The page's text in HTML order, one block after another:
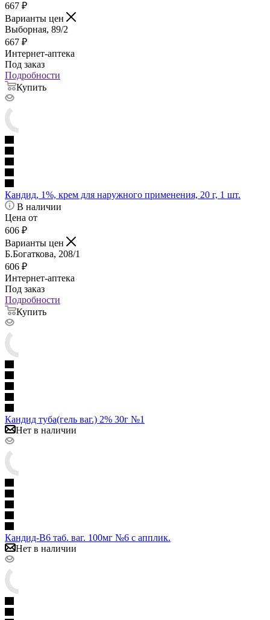
667 ₽
Варианты цен
Выборная, 89/2
667 ₽
Интернет-аптека
Под заказ
Подробности
Купить
Кандид, 1%, крем для наружного применения, 20 г, 1 шт.
В наличии
Цена от
606 ₽
Варианты цен
Б.Богаткова, 208/1
606 ₽
Интернет-аптека
Под заказ
Подробности
Купить
Кандид туба(гель ваг.) 2% 30г №1
Нет в наличии
Кандид-В6 таб. ваг. 100мг №6 с апплик.
Нет в наличии